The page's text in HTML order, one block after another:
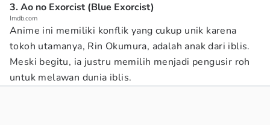
3. Ao no Exorcist (Blue Exorcist)
Imdb.com
Anime ini memiliki konflik yang cukup unik karena
tokoh utamanya, Rin Okumura, adalah anak dari iblis.
Meski begitu, ia justru memilih menjadi pengusir roh
untuk melawan dunia iblis.